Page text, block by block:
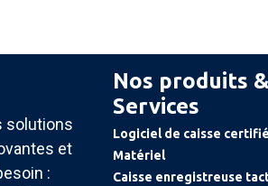
solutions
et
:
Nos produits &
Services
Logiciel de caisse
Matériel
Caisse enregistreuse